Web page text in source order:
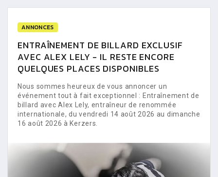
ANNONCES
ENTRAÎNEMENT DE BILLARD EXCLUSIF
AVEC ALEX LELY - IL RESTE ENCORE
QUELQUES PLACES DISPONIBLES
Nous sommes heureux de vous annoncer un
événement tout à fait exceptionnel : Entraînement de
billard avec Alex Lely, entraîneur de renommée
internationale, du vendredi 14 août 2026 au dimanche
16 août 2026 à Kerzers.